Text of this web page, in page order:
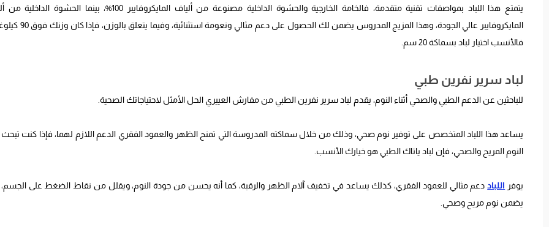
يتمتع هذا اللباد بمواصفات تقنية متقدمة، فالخامة الخارجية والحشوة الداخلية مصنوعة من ألياف المايكروفايبر 100%، بينما الحشوة
المايكروفايبر عالي الجودة، وهذا المزيج المدروس يضمن لك الحصول على دعم
فالأنسب اختيار لباد بسماكة 20 سم.
لباد سرير نفرين طبي
للباحثين عن الدعم الطبي والصحي أثناء النوم، يقدم لباد سرير نفرين الطبي من مفارش العييري الحل الأمثل لاحتياجاتك الصحية.
يساعد هذا اللباد المتخصص على توفير نوم صحي، وذلك من خلال سماكته المدروسة التي تمنح الظهر والعمود الفقري الدعم اللازم لهما، فإذا كنت
النوم المريح والصحي، فإن لباد ياتاك الطبي هو خيارك الأنسب.
يوفر اللباددعم مثالي للعمود الفقري، كذلك يساعد في تخفيف آلام الظهر والرقبة، كما أنه يحسن من جودة النوم، ويقلل من نقاط الضغط على الجسم،
يضمن نوم مريح وصحي.